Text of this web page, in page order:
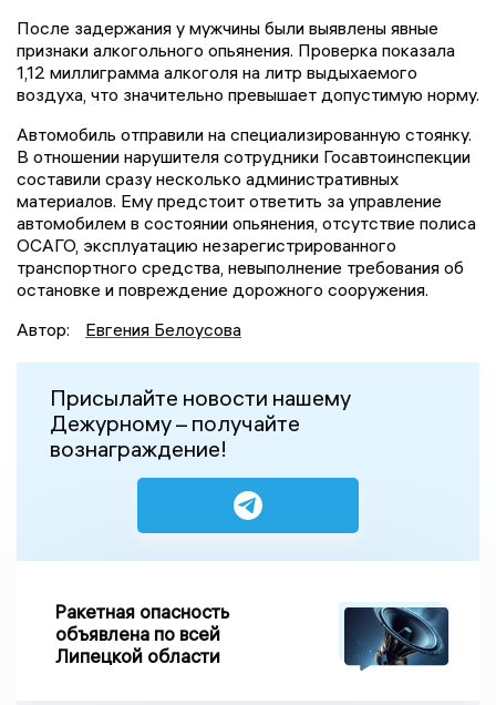
После задержания у мужчины были выявлены явные
признаки алкогольного опьянения. Проверка показала
1,12 миллиграмма алкоголя на литр выдыхаемого
воздуха, что значительно превышает допустимую норму.
Автомобиль отправили на специализированную стоянку.
В отношении нарушителя сотрудники Госавтоинспекции
составили сразу несколько административных
материалов. Ему предстоит ответить за управление
автомобилем в состоянии опьянения, отсутствие полиса
ОСАГО, эксплуатацию незарегистрированного
транспортного средства, невыполнение требования об
остановке и повреждение дорожного сооружения.
Автор:
Евгения Белоусова
Присылайте новости нашему
Дежурному – получайте
вознаграждение!
Ракетная опасность
объявлена по всей
Липецкой области